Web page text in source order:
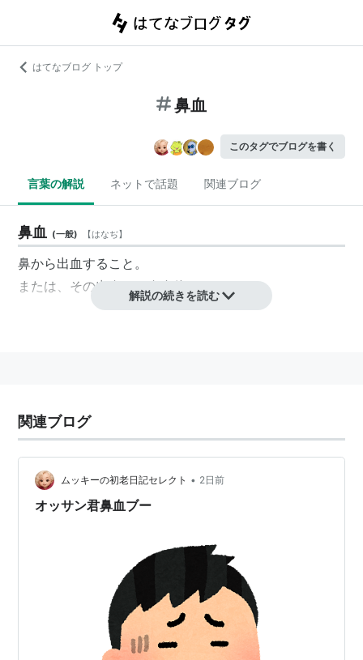
はてなブログ トップ
鼻血
このタグでブログを書く
言葉の解説 ネットで話題 関連ブログ
鼻血 (一般) 【はなぢ】
鼻から出血すること。
または、その出血した血自体のこと。
解説の続きを読む
関連ブログ
ムッキーの初老日記セレクト • 2日前
オッサン君鼻血ブー